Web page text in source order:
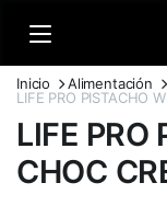
Inicio Alimentación
LIFE PRO PISTACHO
LIFE PRO
CHOC